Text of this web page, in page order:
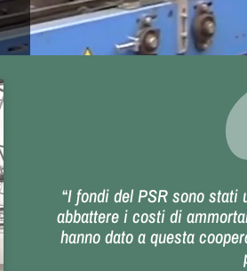
“I fondi del PSR sono
abbattere i costi di
hanno dato a questa